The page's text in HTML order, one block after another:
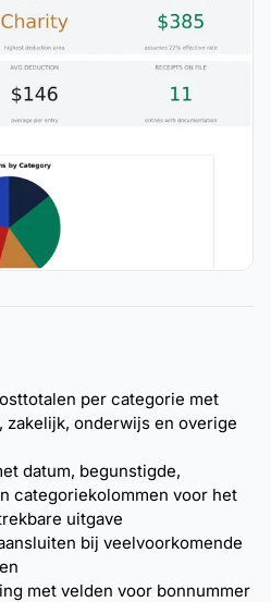
per categorie met
onderwijs en overige
datum, begunstigde,
categoriekolommen voor het
uitgave
bij veelvoorkomende
met velden voor bonnummer